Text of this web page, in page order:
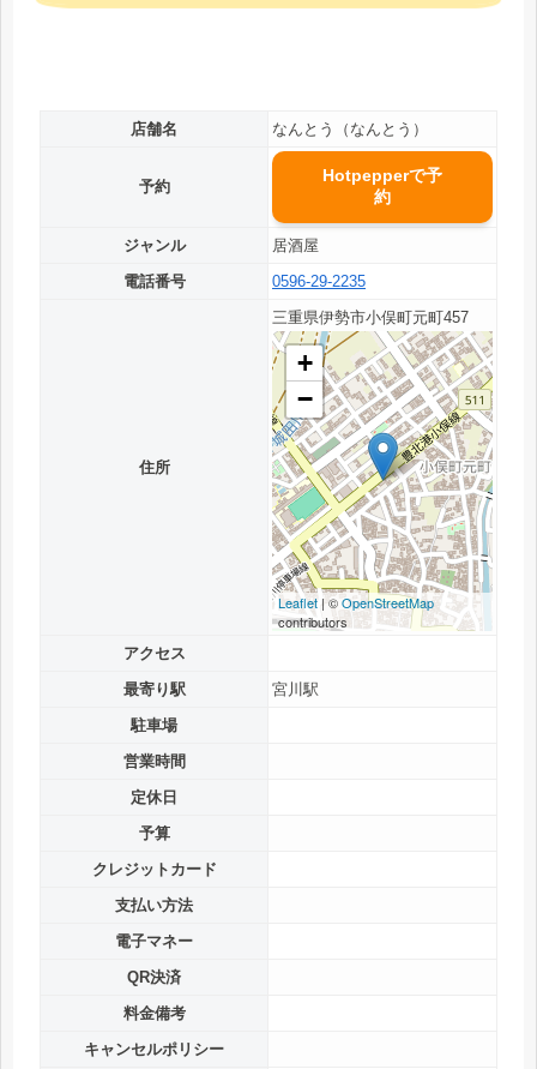
店舗名 なんとう（なんとう）
予約
Hotpepperで予
約
ジャンル
居酒屋
電話番号
0596-29-2235
住所
三重県伊勢市小俣町元町457
+
−
Leaflet| ©OpenStreetMap
contributors
アクセス
最寄り駅
宮川駅
駐車場
営業時間
定休日
予算
クレジットカード
支払い方法
電子マネー
QR決済
料金備考
キャンセルポリシー